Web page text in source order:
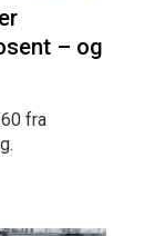
– og
fra